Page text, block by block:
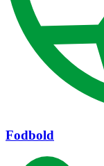
Fodbold